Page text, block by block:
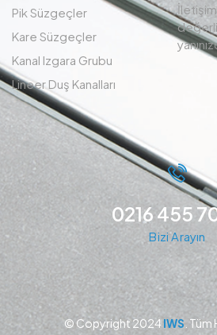
Pik Süzgeçler
Kare Süzgeçler
Kanal Izgara Grubu
Lineer Duş Kanalları
0216 455
Bizi Arayın
© Copyright 2024IWS . Tüm